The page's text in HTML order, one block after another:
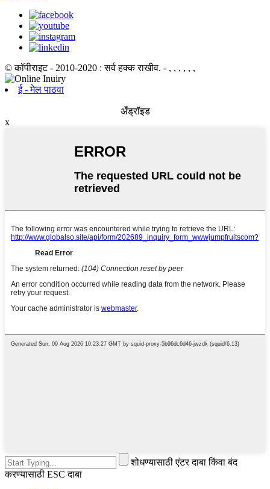
© कॉपीराइट - 2010-2020 : सर्व हक्क राखीव. - , , , , , ,
ई - मेल पाठवा
अँड्रॉइड
x
शोधण्यासाठी एंटर दाबा किंवा बंद
करण्यासाठी ESC दाबा